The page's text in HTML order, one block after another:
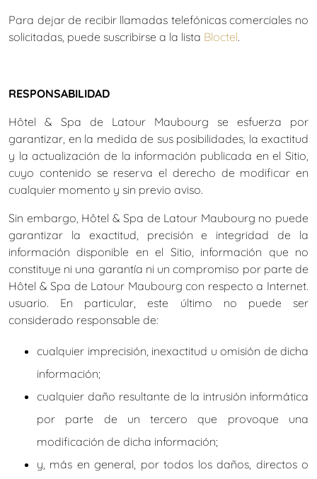
Para dejar de recibir llamadas telefónicas comerciales no
solicitadas, puede suscribirse a la lista Bloctel.
RESPONSABILIDAD
Hôtel & Spa de Latour Maubourg se esfuerza por
garantizar, en la medida de sus posibilidades, la exactitud
y la actualización de la información publicada en el Sitio,
cuyo contenido se reserva el derecho de modificar en
cualquier momento y sin previo aviso.
Sin embargo, Hôtel & Spa de Latour Maubourg no puede
garantizar la exactitud, precisión e integridad de la
información disponible en el Sitio, información que no
constituye ni una garantía ni un compromiso por parte de
Hôtel & Spa de Latour Maubourg con respecto a Internet.
usuario. En particular, este último no puede ser
considerado responsable de:
cualquier imprecisión, inexactitud u omisión de dicha
información;
cualquier daño resultante de la intrusión informática
por parte de un tercero que provoque una
modificación de dicha información;
y, más en general, por todos los daños, directos o